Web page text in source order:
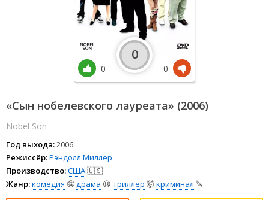
«Сын нобелевского лауреата» (2006)
Nobel Son
Год выхода:2006
Режиссёр:Рэндолл Миллер
Производство:США🇺🇸
Жанр:комедия 🤪драма 😫 триллер 🤯криминал 🔪
0
0
0